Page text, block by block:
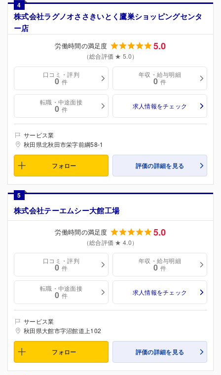
4
株式会社ラグノオささきいとく鷹巣ショッピングセンタ
ー店
労働時間の満足度 5.0
（総合評価 ★ 5.0）
口コミ・評判
0 件
年収・給与明細
0 件
転職・中途面接
0 件 求人情報をチェック
サービス業
秋田県北秋田市栄字前綱58-1
フォロー 評価の詳細を見る
5
株式会社テーエムシー大館工場
労働時間の満足度 5.0
（総合評価 ★ 4.0）
口コミ・評判
0 件
年収・給与明細
0 件
転職・中途面接
0 件 求人情報をチェック
サービス業
秋田県大館市字沼館道上102
フォロー 評価の詳細を見る